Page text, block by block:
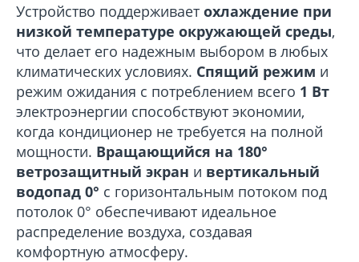
Устройство поддерживает охлаждение при
низкой температуре окружающей среды,
что делает его надежным выбором в любых
климатических условиях. Спящий режим и
режим ожидания с потреблением всего 1 Вт
электроэнергии способствуют экономии,
когда кондиционер не требуется на полной
мощности. Вращающийся на 180°
ветрозащитный экран и вертикальный
водопад 0° с горизонтальным потоком под
потолок 0° обеспечивают идеальное
распределение воздуха, создавая
комфортную атмосферу.